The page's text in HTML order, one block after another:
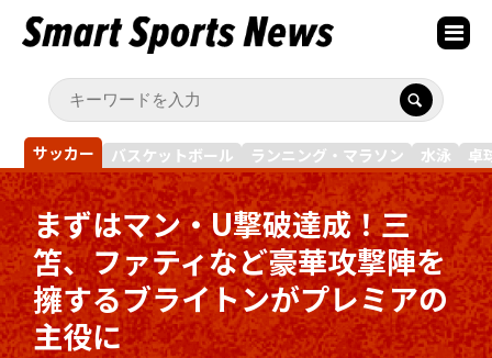
サッカー バスケットボール ランニング・マラソン 水泳 卓
まずはマン・U撃破達成！三
笘、ファティなど豪華攻撃陣を
擁するブライトンがプレミアの
主役に